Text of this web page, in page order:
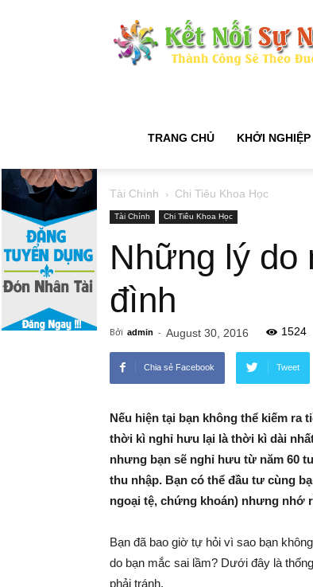
TRANG CHỦ KHỞI NGHIỆP
Tài Chính Chi Tiêu Khoa Học
Tài Chính Chi Tiêu Khoa Học
Những lý do
đình
Bởi admin - August 30, 2016 1524
Chia sẻ Facebook Tweet
Nếu hiện tại bạn không thể kiếm
thời kì nghỉ hưu lại là thời kì dài
nhưng bạn sẽ nghỉ hưu từ năm 60
thu nhập. Bạn có thể đầu tư cùng
ngoại tệ, chứng khoán) nhưng nhớ
Bạn đã bao giờ tự hỏi vì sao bạn
do bạn mắc sai lầm? Dưới đây là
phải tránh.